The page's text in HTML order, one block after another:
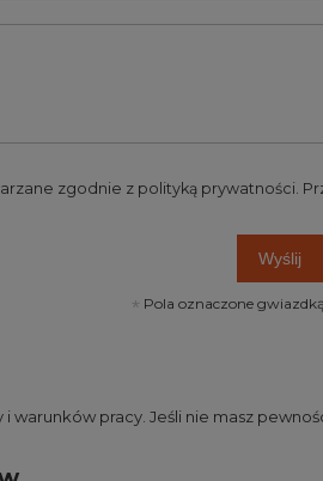
zgodnie z polityką prywatności.
Wyślij
Pola oznaczone
pracy. Jeśli nie masz